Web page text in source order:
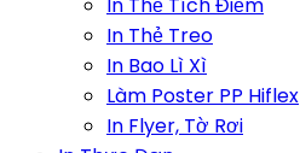
In Thẻ Tích Điểm
In Thẻ Treo
In Bao Lì Xì
Làm Poster PP Hiflex
In Flyer, Tờ Rơi